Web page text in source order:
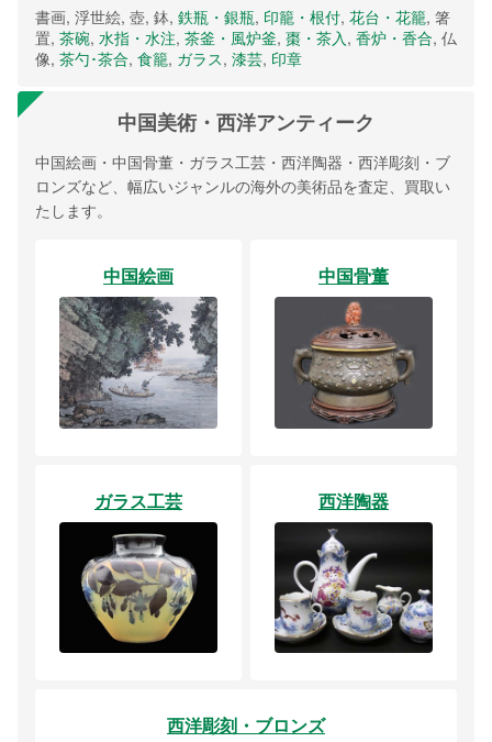
書画, 浮世絵, 壺, 鉢, 鉄瓶・銀瓶, 印籠・根付, 花台・花籠, 箸
置, 茶碗, 水指・水注, 茶釜・風炉釜, 棗・茶入, 香炉・香合, 仏
像, 茶勺･茶合, 食籠, ガラス, 漆芸, 印章
中国美術・西洋アンティーク
中国絵画・中国骨董・ガラス工芸・西洋陶器・西洋彫刻・ブ
ロンズなど、幅広いジャンルの海外の美術品を査定、買取い
たします。
中国絵画 中国骨董
ガラス工芸 西洋陶器
西洋彫刻・ブロンズ